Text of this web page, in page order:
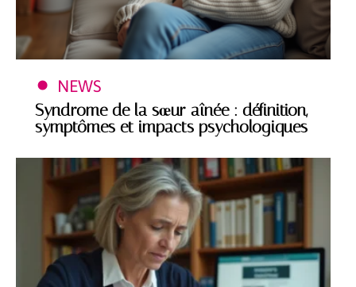
NEWS
Syndrome de la sœur aînée : définition,
symptômes et impacts psychologiques